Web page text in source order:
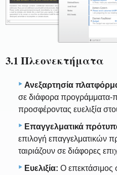
3.1 Πλεονεκτήματα
Ανεξαρτησία
σε διάφορα προγράμματα-
προσφέροντας ευελιξία
Επαγγελματικά
επιλογή επαγγελματικών
ταιριάζουν σε διάφορες
Ευελιξία: Ο επεκτάσιμος